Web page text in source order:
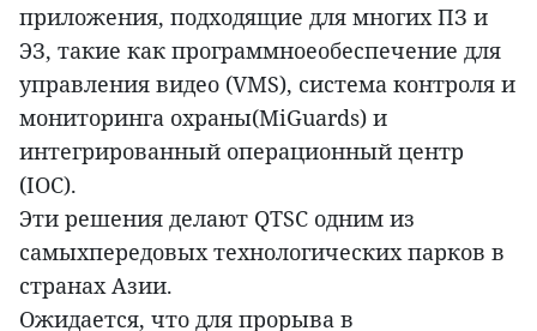
приложения, подходящие для многих ПЗ и
ЭЗ, такие как программноеобеспечение для
управления видео (VMS), система контроля и
мониторинга охраны(MiGuards) и
интегрированный операционный центр
(IOC).
Эти решения делают QTSC одним из
самыхпередовых технологических парков в
странах Азии.
Ожидается, что для прорыва в